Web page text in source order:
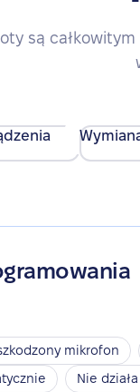
są
mikrofon
Nie